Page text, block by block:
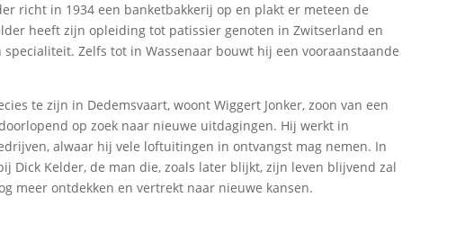
richt in 1934 een banketbakkerij op en plakt er meteen de
heeft zijn opleiding tot patissier genoten in Zwitserland en
Zelfs tot in Wassenaar bouwt hij een vooraanstaande
te zijn in Dedemsvaart, woont Wiggert Jonker, zoon van een
op zoek naar nieuwe uitdagingen. Hij werkt in
alwaar hij vele loftuitingen in ontvangst mag nemen. In
Dick Kelder, de man die, zoals later blijkt, zijn leven blijvend zal
meer ontdekken en vertrekt naar nieuwe kansen.